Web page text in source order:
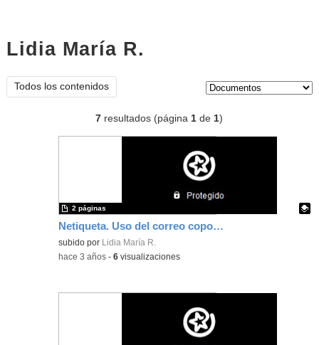
Lidia María R.
Todos los contenidos
7 resultados (página1 de1)
Netiqueta. Uso del correo coporativo
Contenido educativo.
subido por Lidia María R.
2 páginas
-hace 3 años -6 visualizaciones